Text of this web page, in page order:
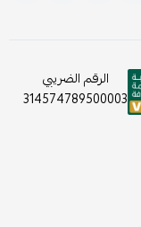
الرقم الضريبي
314574789500003